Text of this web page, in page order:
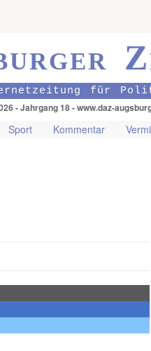
für
- Jahrgang 18 - www.daz-
Sport Kommentar